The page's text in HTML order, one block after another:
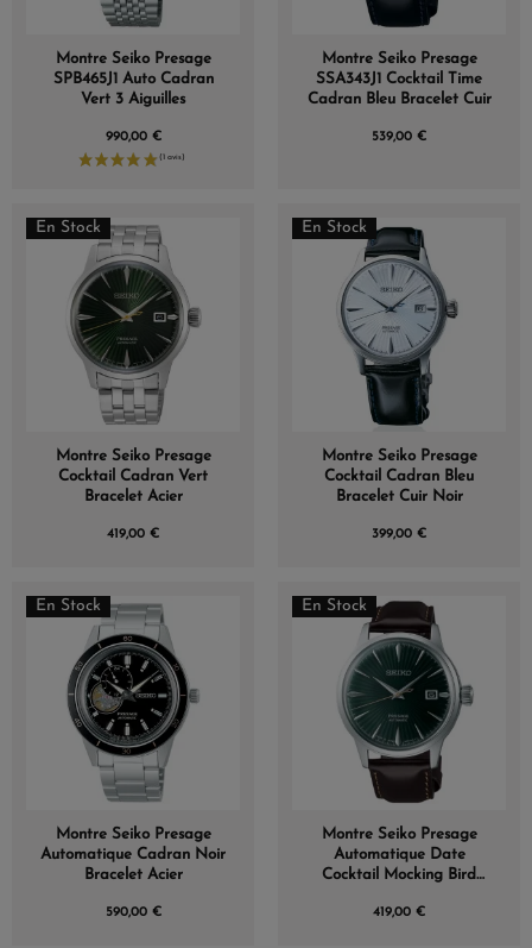
Montre Seiko Presage
SPB465J1 Auto Cadran
Vert 3 Aiguilles
990,00 €
Montre Seiko Presage
SSA343J1 Cocktail Time
Cadran Bleu Bracelet Cuir
539,00 €
En Stock
Montre Seiko Presage
Cocktail Cadran Vert
Bracelet Acier
419,00 €
En Stock
Montre Seiko Presage
Cocktail Cadran Bleu
Bracelet Cuir Noir
399,00 €
En Stock
Montre Seiko Presage
Automatique Cadran Noir
Bracelet Acier
590,00 €
En Stock
Montre Seiko Presage
Automatique Date
Cocktail Mocking Bird
419,00 €